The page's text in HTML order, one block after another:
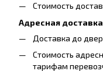
Стоимость
Адресная доставка
Доставка до
Стоимость
тарифам